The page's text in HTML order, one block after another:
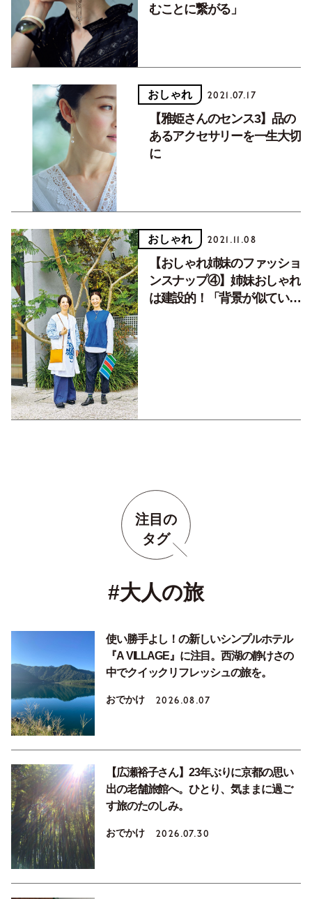
むことに繋がる」
おしゃれ 2021.07.17
【雅姫さんのセンス3】品の
あるアクセサリーを一生大切
に
おしゃれ 2021.11.08
【おしゃれ姉妹のファッショ
ンスナップ④】姉妹おしゃれ
は建設的！「背景が似ている
注目の
タグ
#大人の旅
使い勝手よし！の新しいシンプルホテル
『A VILLAGE』に注目。西湖の静けさの
中でクイックリフレッシュの旅を。
おでかけ 2026.08.07
【広瀬裕子さん】23年ぶりに京都の思い
出の老舗旅館へ。ひとり、気ままに過ご
す旅のたのしみ。
おでかけ 2026.07.30